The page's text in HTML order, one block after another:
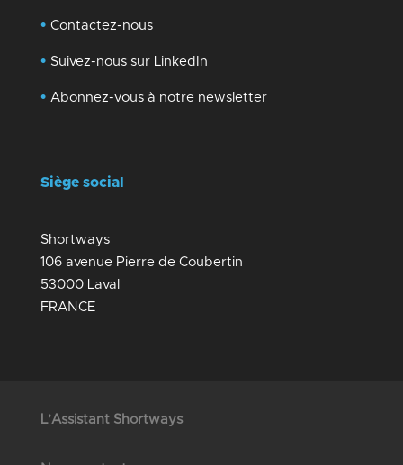
• Contactez-nous
• Suivez-nous sur LinkedIn
• Abonnez-vous à notre newsletter
Siège social
Shortways
106 avenue Pierre de Coubertin
53000 Laval
FRANCE
L’Assistant Shortways